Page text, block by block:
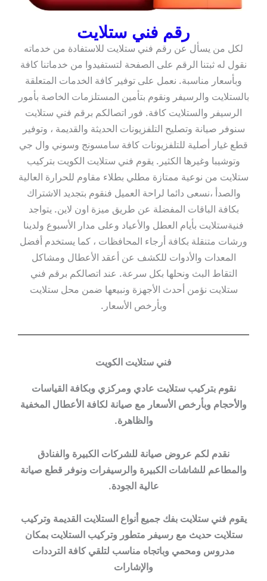
رقم فني ستلايت
لكل من يسأل عن رقم فني ستلايت للاستفادة من خدماته
نقول له ثبتنا الرقم على الصفحة لتستفيدوا من خدماتنا كافة
وبأسعار مناسبة. نعمل على توفير كافة الخدمات المتعلقة
بالستلايت والرسيفر ونقوم بتأمين المستلزمات الخاصة بأمور
الرسيفر والستلايت كافة. فور اتصالكم برقم فني ستلايت
سنوفر صيانة وتصليح التلفزيونات الحديثة والقديمة ، وتوفير
قطع غيار أصلية للتلفزيونات كافة سامسونج وسوني وال جي
وتوشيبا وغيرها الكثير. يقوم فني ستلايت الكويت بتركيب
ستلايت من نوعية ممتازة مطلي بطلاء مقاوم للحرارة العالية
والصدأ ،نسعى دائما لراحة العميل فنقوم بتجديد الاشتراك
بكافة الباقات المفضلة عن طريق ميزة اون لاين. يتواجد
فنيةستلايت بأيام العطل والأعياد وعلى مدار الأسبوع ولدينا
ورشات متنقلة بكافة أرجاء المحافظات ، كما يستخدم أفضل
المعدات والأدوات للكشف عن أعقد الأعطال ومشاكل
التقاط البث ونحلها بكل سرعة. عند اتصالكم برقم فني
ستلايت نؤمن أحدث الأجهزة ونبيعها ضمن محل ستلايت
وبأرخص الأسعار.
فني ستلايت الكويت
نقوم بتركيب ستلايت عادي ومركزي وبكافة القياسات
والأحجام وبأرخص الأسعار مع صيانة لكافة الأعطال المخفية
والظاهرة.
نقدم لكم عروض صيانة للشركات الكبيرة والفنادق
والمطاعم للشاشات الكبيرة والرسيفرات ونوفر قطع صيانة
عالية الجودة.
يقوم فني ستلايت بفك جميع أنواع الستلايت القديمة وتركيب
ستلايت حديث مع رسيفر متطور وتركيب الستلايت بمكان
مدروس ومحمي وباتجاه مناسب لتلقي كافة الترددات
والإشارات